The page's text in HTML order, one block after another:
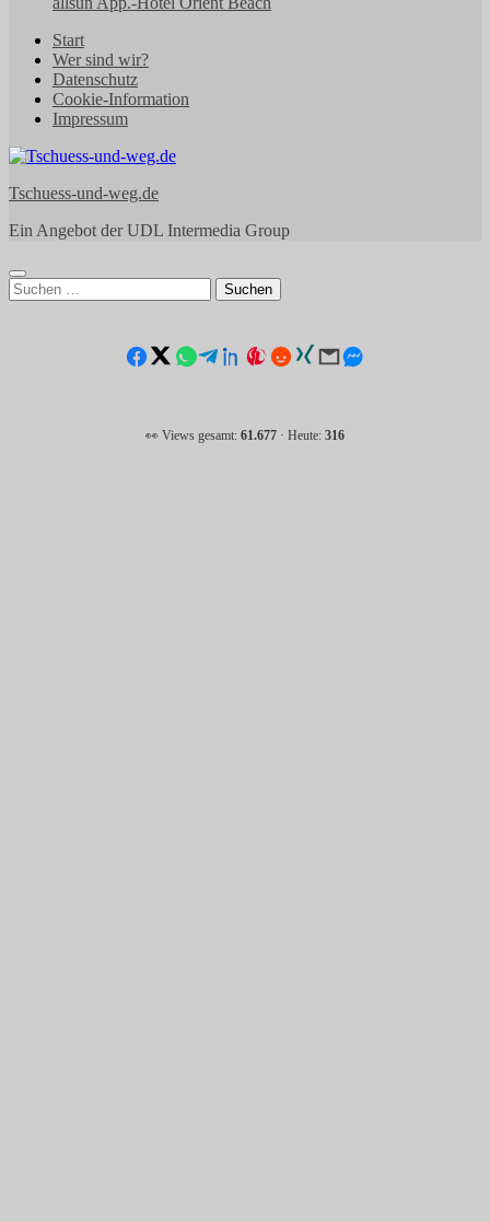
Start
Wer sind wir?
Datenschutz
Cookie-Information
Impressum
Tschuess-und-weg.de
Ein Angebot der UDL Intermedia Group
Suchen
nach:
👀 Views gesamt: 61.677 · Heute: 316